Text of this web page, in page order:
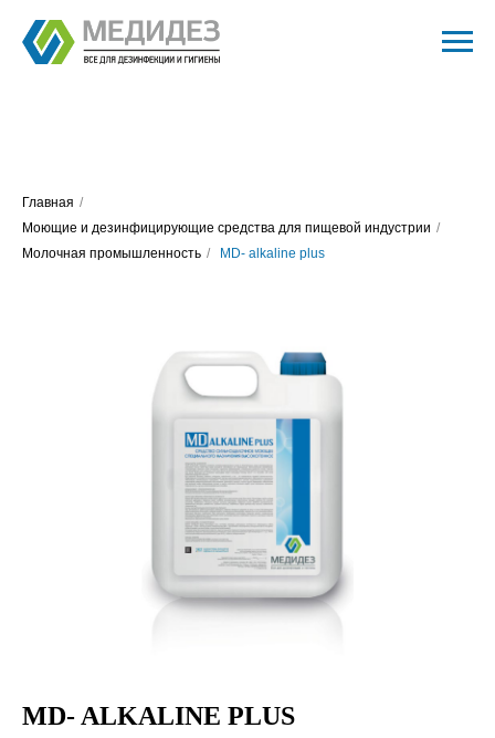
Главная /
Моющие и дезинфицирующие средства для пищевой индустрии /
Молочная промышленность / MD- alkaline plus
MD- ALKALINE PLUS